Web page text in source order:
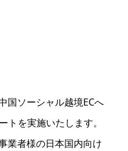
国ソーシャル越境ECへ
を実施いたします。
業者様の日本国内向け